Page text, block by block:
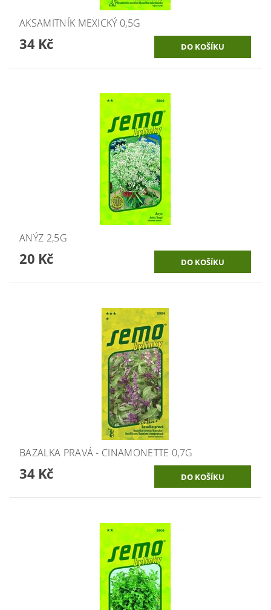
AKSAMITNÍK MEXICKÝ 0,5G
34 Kč
ANÝZ 2,5G
20 Kč
BAZALKA PRAVÁ - CINAMONETTE 0,7G
34 Kč